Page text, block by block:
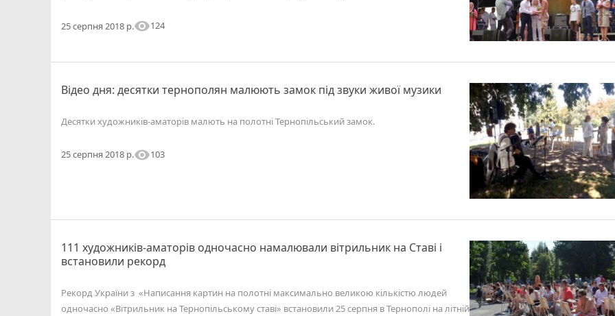
25 серпня 2018 р.visibility124
Відео дня: десятки тернополян малюють замок під звуки живої музики
Десятки художників-аматорів малють на полотні Тернопільський замок.
25 серпня 2018 р.visibility103
111 художників-аматорів одночасно намалювали вітрильник на Ставі і
встановили рекорд
Рекорд України з «Написання картин на полотні максимально великою кількістю людей
одночасно «Вітрильник на Тернопільському ставі» встановили 25 серпня в Тернополі на літній